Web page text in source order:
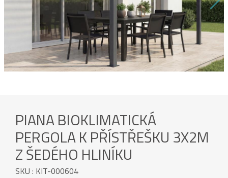
PIANA BIOKLIMATICKÁ
PERGOLA K PŘÍSTŘEŠKU 3X2M
Z ŠEDÉHO HLINÍKU
SKU : KIT-000604